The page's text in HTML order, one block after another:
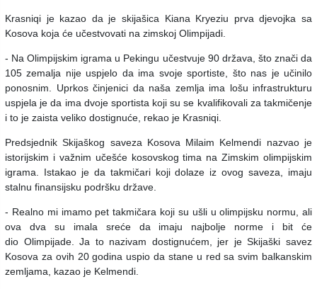
Krasniqi je kazao da je skijašica Kiana Kryeziu prva djevojka sa
Kosova koja će učestvovati na zimskoj Olimpijadi.
- Na Olimpijskim igrama u Pekingu učestvuje 90 država, što znači da
105 zemalja nije uspjelo da ima svoje sportiste, što nas je učinilo
ponosnim. Uprkos činjenici da naša zemlja ima lošu infrastrukturu
uspjela je da ima dvoje sportista koji su se kvalifikovali za takmičenje
i to je zaista veliko dostignuće, rekao je Krasniqi.
Predsjednik Skijaškog saveza Kosova Milaim Kelmendi nazvao je
istorijskim i važnim učešće kosovskog tima na Zimskim olimpijskim
igrama. Istakao je da takmičari koji dolaze iz ovog saveza, imaju
stalnu finansijsku podršku države.
- Realno mi imamo pet takmičara koji su ušli u olimpijsku normu, ali
ova dva su imala sreće da imaju najbolje norme i bit će
dio Olimpijade. Ja to nazivam dostignućem, jer je Skijaški savez
Kosova za ovih 20 godina uspio da stane u red sa svim balkanskim
zemljama, kazao je Kelmendi.